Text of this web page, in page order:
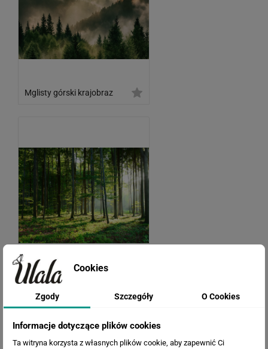
Mglisty górski krajobraz
Poranek w lesie
Cookies
Zgody Szczegóły O Cookies
Informacje dotyczące plików cookies
Ta witryna korzysta z własnych plików cookie, aby zapewnić Ci